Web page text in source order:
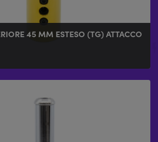
45 MM ESTESO (TG) ATTACCO